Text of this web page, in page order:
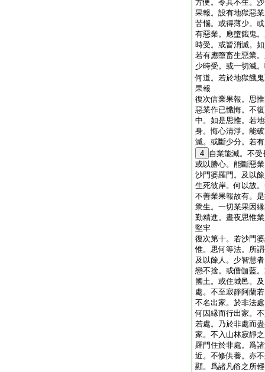
方便。令其不生。
果報。設有地獄惡
苦惱。或得薄少。
有惡業。應墮餓鬼
時受。或皆消滅。
若有應墮畜生惡業
少時受。或一切滅
何道。若於地獄餓
果報
復次信業果報。思
惡業作已懺悔。不
中。如是思惟。若
身。悔心清淨。能
滅。或斷少分。若
4 自業能滅。不
或以勝心。能斷惡
沙門婆羅門。及以
生死彼岸。何以故
不善業果報故有。
衆生。一切業果因
勤精進。晝夜思惟
堅牢
復次第十。若沙門
惟。思何等法。所
及以餘人。少智慧
戀不捨。或僧伽藍
國土。或住城邑。
處。不至寂靜阿蘭
不名出家。於非法
何因縁而行出家。
若處。乃於非處而
家。不入山林寂靜
羅門住於非處。爲
近。不修供養。亦
顯。爲諸凡俗之所